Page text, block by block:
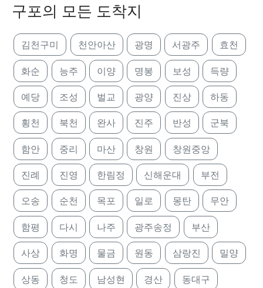
구포의 모든 도착지
김천구미 천안아산 광명 서광주 효천
화순 능주 이양 명봉 보성 득량
예당 조성 벌교 광양 진상 하동
횡천 북천 완사 진주 반성 군북
함안 중리 마산 창원 창원중앙
진례 진영 한림정 신해운대 부전
오송 순천 목포 일로 몽탄 무안
함평 다시 나주 광주송정 부산
사상 화명 물금 원동 삼랑진 밀양
상동 청도 남성현 경산 동대구